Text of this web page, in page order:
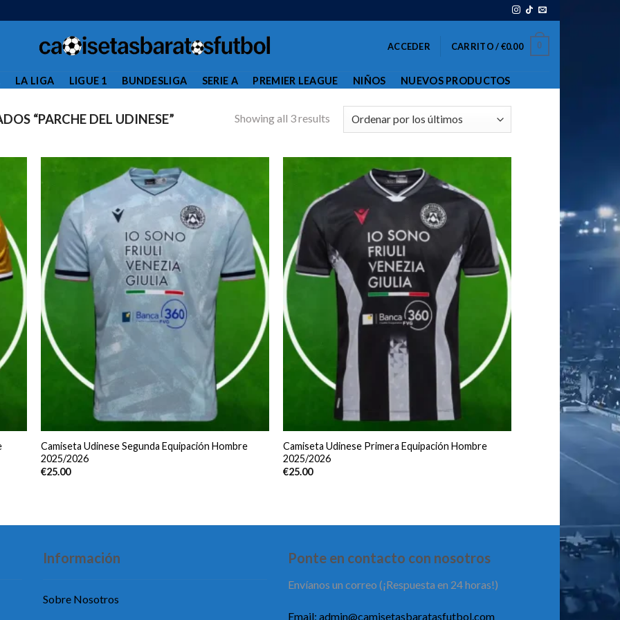
ACCEDER CARRITO /€0.00 0
LA LIGA LIGUE 1 BUNDESLIGA SERIE A PREMIER LEAGUE NIÑOS NUEVOS PRODUCTOS
“PARCHE DEL UDINESE” Showing all 3 results
Camiseta Udinese Segunda Equipación Hombre
2025/2026
€25.00
Camiseta Udinese Primera Equipación Hombre
2025/2026
€25.00
Información
Sobre Nosotros
Ponte en contacto con nosotros
Envíanos un correo (¡Respuesta en 24 horas!)
Email: admin@camisetasbaratasfutbol.com